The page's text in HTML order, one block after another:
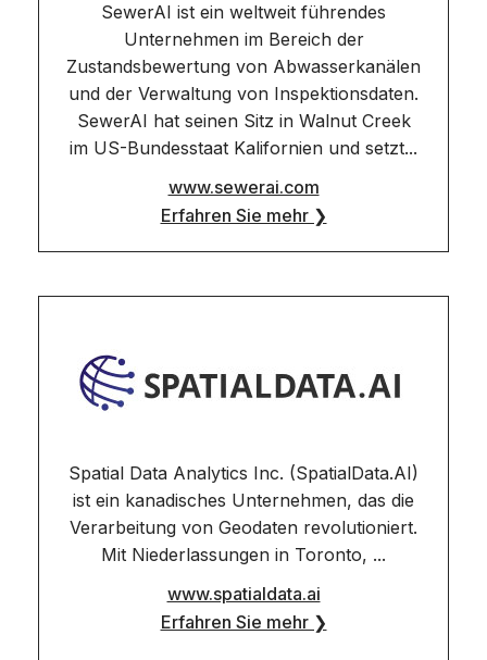
SewerAI ist ein weltweit führendes
Unternehmen im Bereich der
Zustandsbewertung von Abwasserkanälen
und der Verwaltung von Inspektionsdaten.
SewerAI hat seinen Sitz in Walnut Creek
im US-Bundesstaat Kalifornien und setzt...
www.sewerai.com
Erfahren Sie mehr ❯
Spatial Data Analytics Inc. (SpatialData.AI)
ist ein kanadisches Unternehmen, das die
Verarbeitung von Geodaten revolutioniert.
Mit Niederlassungen in Toronto, ...
www.spatialdata.ai
Erfahren Sie mehr ❯